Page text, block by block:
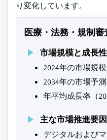
り変化しています。
医療・法務・規制
市場規模と成長性
2024年の市場規
2034年の市場予
年平均成長率（
主な市場推進要因
デジタルおよび